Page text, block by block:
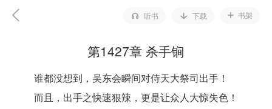
听书 下载 书架
第1427章 杀手锏
谁都没想到，吴东会瞬间对侍天大祭司出手！
而且，出手之快速狠辣，更是让众人大惊失色！